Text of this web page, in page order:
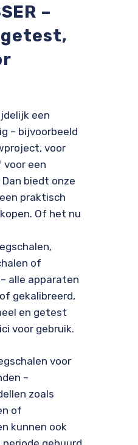
–
een
– bijvoorbeeld
voor
een
biedt onze
praktisch
Of het nu
of
alle apparaten
gekalibreerd,
en getest
voor gebruik.
voor
–
zoals
of
kunnen ook